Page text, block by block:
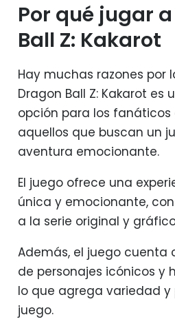
Por qué jugar
Ball Z: Kakarot
Hay muchas razones por
Dragon Ball Z: Kakarot es
opción para los fanáticos
aquellos que buscan un
aventura emocionante.
El juego ofrece una
única y emocionante,
a la serie original y
Además, el juego cuenta
de personajes icónicos y
lo que agrega variedad
juego.